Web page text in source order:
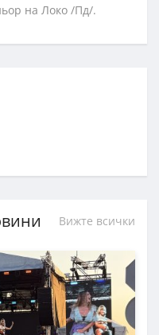
на Локо /Пд/.
Вижте всички